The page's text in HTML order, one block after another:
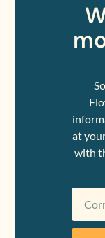
at
with